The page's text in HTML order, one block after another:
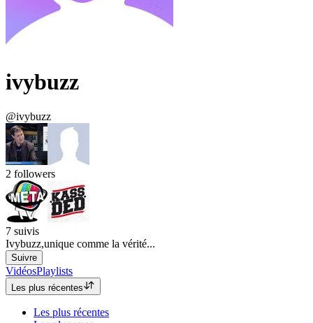
ivybuzz
@ivybuzz
2 followers
7 suivis
Ivybuzz,unique comme la vérité...
Suivre
VidéosPlaylists
Les plus récentes
Les plus récentes